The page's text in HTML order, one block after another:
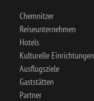
Chemnitzer
Reiseunternehmen
Hotels
Kulturelle Einrichtungen
Ausflugsziele
Gaststätten
Partner